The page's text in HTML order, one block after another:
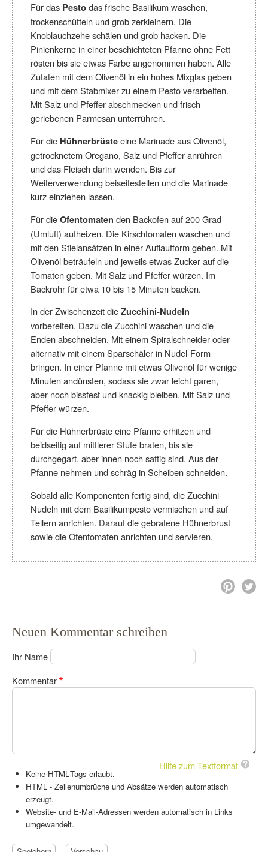
Für das Pestodas frische Basilikum waschen,
trockenschütteln und grob zerkleinern. Die
Knoblauchzehe schälen und grob hacken. Die
Pinienkerne in einer beschichteten Pfanne ohne Fett
rösten bis sie etwas Farbe angenommen haben. Alle
Zutaten mit dem Olivenöl in ein hohes Mixglas geben
und mit dem Stabmixer zu einem Pesto verarbeiten.
Mit Salz und Pfeffer abschmecken und frisch
geriebenen Parmesan unterrühren.
Für die Hühnerbrüsteeine Marinade aus Olivenöl,
getrocknetem Oregano, Salz und Pfeffer anrühren
und das Fleisch darin wenden. Bis zur
Weiterverwendung beiseitestellen und die Marinade
kurz einziehen lassen.
Für dieOfentomaten den Backofen auf 200 Grad
(Umluft) aufheizen. Die Kirschtomaten waschen und
mit den Stielansätzen in einer Auflaufform geben. Mit
Olivenöl beträufeln und jeweils etwas Zucker auf die
Tomaten geben. Mit Salz und Pfeffer würzen. Im
Backrohr für etwa 10 bis 15 Minuten backen.
In der Zwischenzeit dieZucchini-Nudeln
vorbereiten. Dazu die Zucchini waschen und die
Enden abschneiden. Mit einem Spiralschneider oder
alternativ mit einem Sparschäler in Nudel-Form
bringen. In einer Pfanne mit etwas Olivenöl für wenige
Minuten andünsten, sodass sie zwar leicht garen,
aber noch bissfest und knackig bleiben. Mit Salz und
Pfeffer würzen.
Für die Hühnerbrüste eine Pfanne erhitzen und
beidseitig auf mittlerer Stufe braten, bis sie
durchgegart, aber innen noch saftig sind. Aus der
Pfanne nehmen und schräg in Scheiben schneiden.
Sobald alle Komponenten fertig sind, die Zucchini-
Nudeln mit dem Basilikumpesto vermischen und auf
Tellern anrichten. Darauf die gebratene Hühnerbrust
sowie die Ofentomaten anrichten und servieren.
Neuen Kommentar schreiben
Ihr Name
Kommentar
Hilfe zum Textformat
Keine HTML-Tags erlaubt.
HTML - Zeilenumbrüche und Absätze werden automatisch
erzeugt.
Website- und E-Mail-Adressen werden automatisch in Links
umgewandelt.